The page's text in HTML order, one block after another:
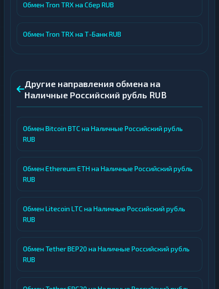
Обмен Tron TRX на Сбер RUB
Обмен Tron TRX на Т-Банк RUB
Другие направления обмена на
Наличные Российский рубль RUB
Обмен Bitcoin BTC на Наличные Российский рубль
RUB
Обмен Ethereum ETH на Наличные Российский рубль
RUB
Обмен Litecoin LTC на Наличные Российский рубль
RUB
Обмен Tether BEP20 на Наличные Российский рубль
RUB